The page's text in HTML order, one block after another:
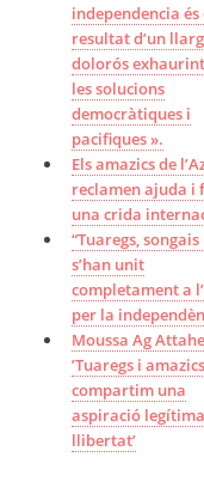
independencia és
resultat d’un
dolorós
les solucions
democràtiques i
pacifiques ».
Els amazics de
reclamen ajuda i
una crida
“Tuaregs,
s’han unit
completament a
per la
Moussa Ag
’Tuaregs i amazics
compartim una
aspiració
llibertat’